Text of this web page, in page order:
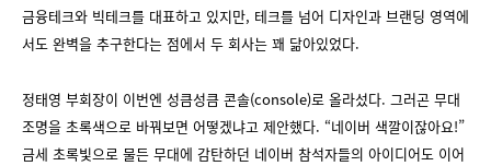
금융테크와 빅테크를 대표하고 있지만, 테크를 넘어 디자인과 브랜딩 영역에
서도 완벽을 추구한다는 점에서 두 회사는 꽤 닮아있었다.
정태영 부회장이 이번엔 성큼성큼 콘솔(console)로 올라섰다. 그러곤 무대
조명을 초록색으로 바꿔보면 어떻겠냐고 제안했다. “네이버 색깔이잖아요!”
금세 초록빛으로 물든 무대에 감탄하던 네이버 참석자들의 아이디어도 이어